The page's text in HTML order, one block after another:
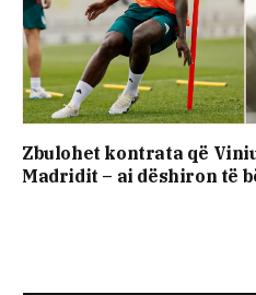
Zbulohet kontrata që
Madridit – ai dëshiron të